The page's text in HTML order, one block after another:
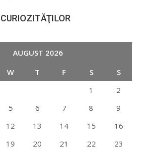
AUGUST 2026
W T F S
S
1
2
5 6 7 8
9
12 13 14 15
16
19 20 21 22 23